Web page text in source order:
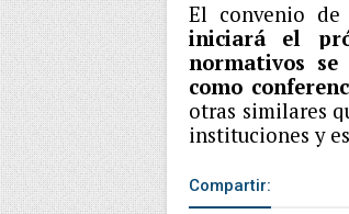
El convenio de
iniciará el
normativos
como
otras similares
instituciones y
Compartir: